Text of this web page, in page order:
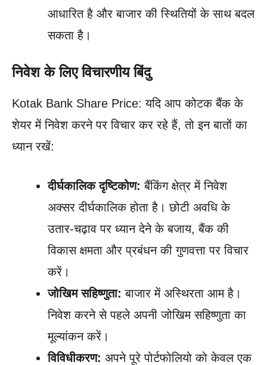
आधारित है और बाजार की स्थितियों के साथ बदल
सकता है।
निवेश के लिए विचारणीय बिंदु
Kotak Bank Share Price: यदि आप कोटक बैंक के
शेयर में निवेश करने पर विचार कर रहे हैं, तो इन बातों का
ध्यान रखें:
दीर्घकालिक दृष्टिकोण: बैंकिंग क्षेत्र में निवेश
अक्सर दीर्घकालिक होता है। छोटी अवधि के
उतार-चढ़ाव पर ध्यान देने के बजाय, बैंक की
विकास क्षमता और प्रबंधन की गुणवत्ता पर विचार
करें।
जोखिम सहिष्णुता: बाजार में अस्थिरता आम है।
निवेश करने से पहले अपनी जोखिम सहिष्णुता का
मूल्यांकन करें।
विविधीकरण: अपने पूरे पोर्टफोलियो को केवल एक